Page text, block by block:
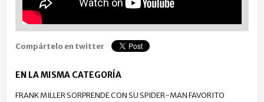
Compártelo en twitter
EN LA MISMA CATEGORÍA
FRANK MILLER SORPRENDE CON SU SPIDER-MAN FAVORITO